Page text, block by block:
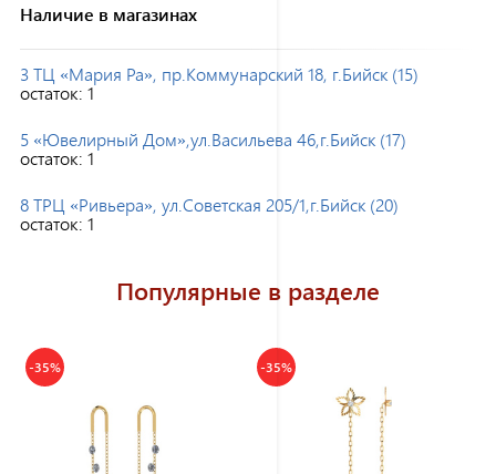
Наличие в магазинах
3 ТЦ «Мария Ра», пр.Коммунарский 18, г.Бийск (15)
остаток: 1
5 «Ювелирный Дом»,ул.Васильева 46,г.Бийск (17)
остаток: 1
8 ТРЦ «Ривьера», ул.Советская 205/1,г.Бийск (20)
остаток: 1
Популярные в разделе
-35% -35%